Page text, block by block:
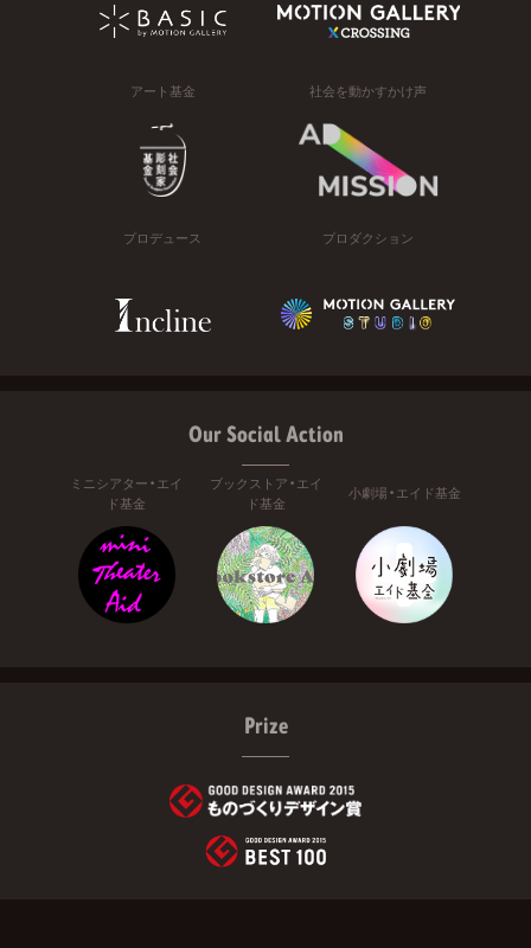
アート基金 社会を動かすかけ声
プロデュース プロダクション
Our Social Action
ミニシアター・エイ
ド基金
ブックストア・エイ
ド基金
小劇場・エイド基金
Prize